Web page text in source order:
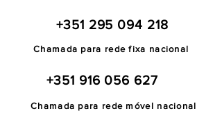
+351 295 094 218
Chamada para rede fixa nacional
+351 916 056 627
Chamada para rede móvel nacional